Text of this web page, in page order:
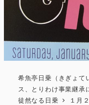
希魚亭日乗（きぎょて
ス、とりわけ事業継承
徒然なる日乗
１月